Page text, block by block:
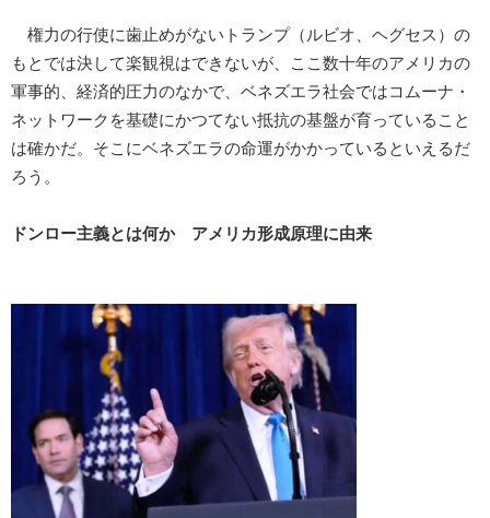
権力の行使に歯止めがないトランプ（ルビオ、ヘグセス）の
もとでは決して楽観視はできないが、ここ数十年のアメリカの
軍事的、経済的圧力のなかで、ベネズエラ社会ではコムーナ・
ネットワークを基礎にかつてない抵抗の基盤が育っていること
は確かだ。そこにベネズエラの命運がかかっているといえるだ
ろう。
ドンロー主義とは何か アメリカ形成原理に由来